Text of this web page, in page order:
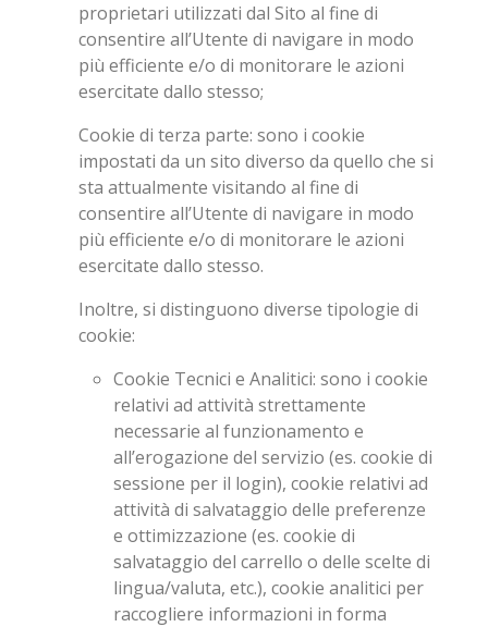
proprietari utilizzati dal Sito al fine di
consentire all’Utente di navigare in modo
più efficiente e/o di monitorare le azioni
esercitate dallo stesso;
Cookie di terza parte: sono i cookie
impostati da un sito diverso da quello che si
sta attualmente visitando al fine di
consentire all’Utente di navigare in modo
più efficiente e/o di monitorare le azioni
esercitate dallo stesso.
Inoltre, si distinguono diverse tipologie di
cookie:
Cookie Tecnici e Analitici: sono i cookie
relativi ad attività strettamente
necessarie al funzionamento e
all’erogazione del servizio (es. cookie di
sessione per il login), cookie relativi ad
attività di salvataggio delle preferenze
e ottimizzazione (es. cookie di
salvataggio del carrello o delle scelte di
lingua/valuta, etc.), cookie analitici per
raccogliere informazioni in forma